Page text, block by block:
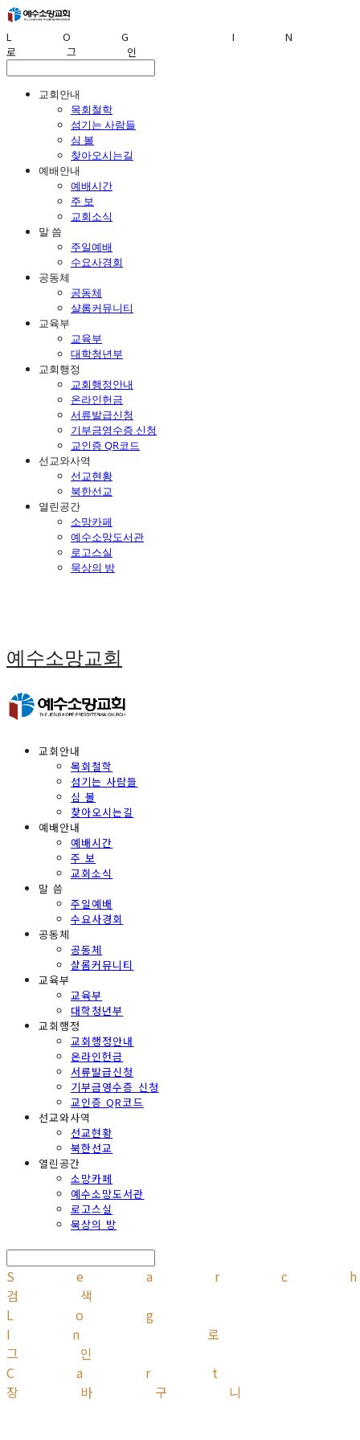
LOG IN
로그인
교회안내
목회철학
섬기는 사람들
심 볼
찾아오시는길
예배안내
예배시간
주 보
교회소식
말 씀
주일예배
수요사경회
공동체
공동체
샬롬커뮤니티
교육부
교육부
대학청년부
교회행정
교회행정안내
온라인헌금
서류발급신청
기부금영수증 신청
교인증 QR코드
선교와사역
선교현황
북한선교
열린공간
소망카페
예수소망도서관
로고스실
묵상의 방
예수소망교회
교회안내
목회철학
섬기는 사람들
심 볼
찾아오시는길
예배안내
예배시간
주 보
교회소식
말 씀
주일예배
수요사경회
공동체
공동체
샬롬커뮤니티
교육부
교육부
대학청년부
교회행정
교회행정안내
온라인헌금
서류발급신청
기부금영수증 신청
교인증 QR코드
선교와사역
선교현황
북한선교
열린공간
소망카페
예수소망도서관
로고스실
묵상의 방
검색
Log
In
로
그인
Cart
장바구니